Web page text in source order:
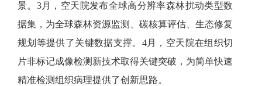
景。3月，空天院发布全球高分辨率森林扰动类型数
据集，为全球森林资源监测、碳核算评估、生态修复
规划等提供了关键数据支撑。4月，空天院在组织切
片非标记成像检测新技术取得关键突破，为简单快速
精准检测组织病理提供了创新思路。